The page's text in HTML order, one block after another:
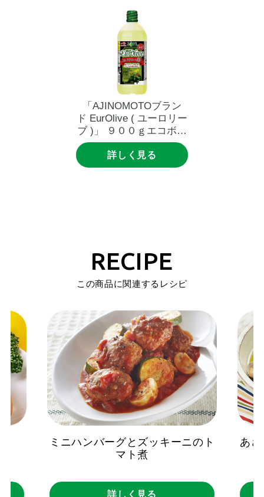
「AJINOMOTOブラン
ド EurOlive ( ユーロリー
ブ )」
９００ｇエコボト
ル
詳しく見る
RECIPE
この商品に関連するレシピ
ミニハンバーグとズッキーニのト
マト煮
詳しく見る
あ